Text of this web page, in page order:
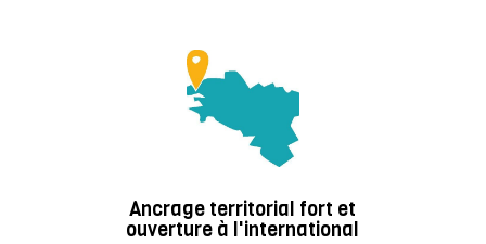
Ancrage territorial fort et
ouverture à l'international